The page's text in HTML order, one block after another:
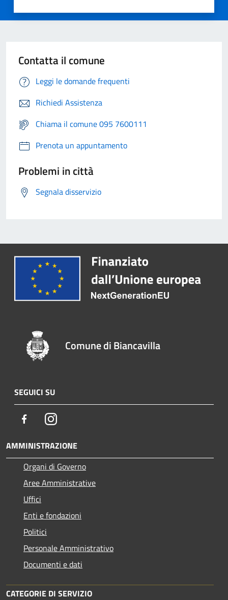
Contatta il comune
Leggi le domande frequenti
Richiedi Assistenza
Chiama il comune 095 7600111
Prenota un appuntamento
Problemi in città
Segnala disservizio
Comune di Biancavilla
SEGUICI SU
FacebookInstagram
AMMINISTRAZIONE
Organi di Governo
Aree Amministrative
Uffici
Enti e fondazioni
Politici
Personale Amministrativo
Documenti e dati
CATEGORIE DI SERVIZIO